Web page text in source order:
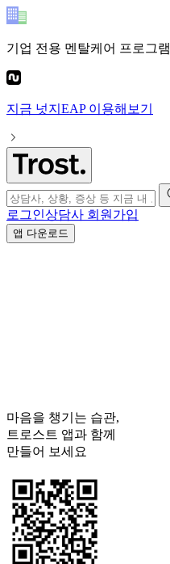
기업 전용 멘탈케어 프로그램
지금 넛지EAP이용해보기
로그인상담사 회원가입
앱 다운로드
마음을 챙기는 습관,
트로스트 앱과 함께
만들어 보세요